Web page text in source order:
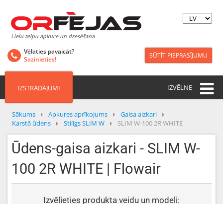
Lielu telpu apkure un dzesēšana
Vēlaties pavaicāt?
Sazinieties!
SŪTĪT PIEPRASĪJUMU
IZSTRĀDĀJUMI IZVĒLNE
Sākums Apkures aprīkojums
Gaisa aizkari
Karstā ūdens
Stilīgs SLIM W SLIM W-100 2R WHITE
Ūdens-gaisa aizkari - SLIM W-
100 2R WHITE | Flowair
Izvēlieties produkta veidu un modeli: